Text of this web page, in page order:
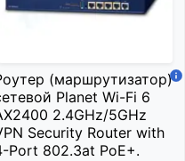
(маршрутизатор)
Planet Wi-Fi 6
2.4GHz/5GHz
Security Router with
Port 802.3at PoE+.